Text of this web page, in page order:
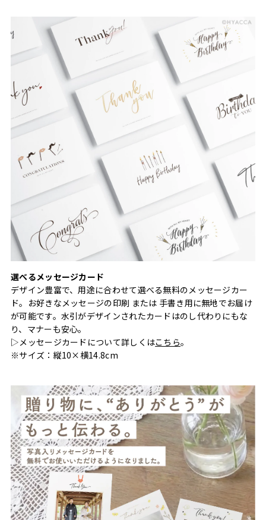
選べるメッセージカード
デザイン豊富で、用途に合わせて選べる無料のメッセージカー
ド。お好きなメッセージの印刷 または 手書き用に無地でお届け
が可能です。水引がデザインされたカードはのし代わりにもな
り、マナーも安心。
▷メッセージカードについて詳しくはこちら。
※サイズ：縦10×横14.8cm